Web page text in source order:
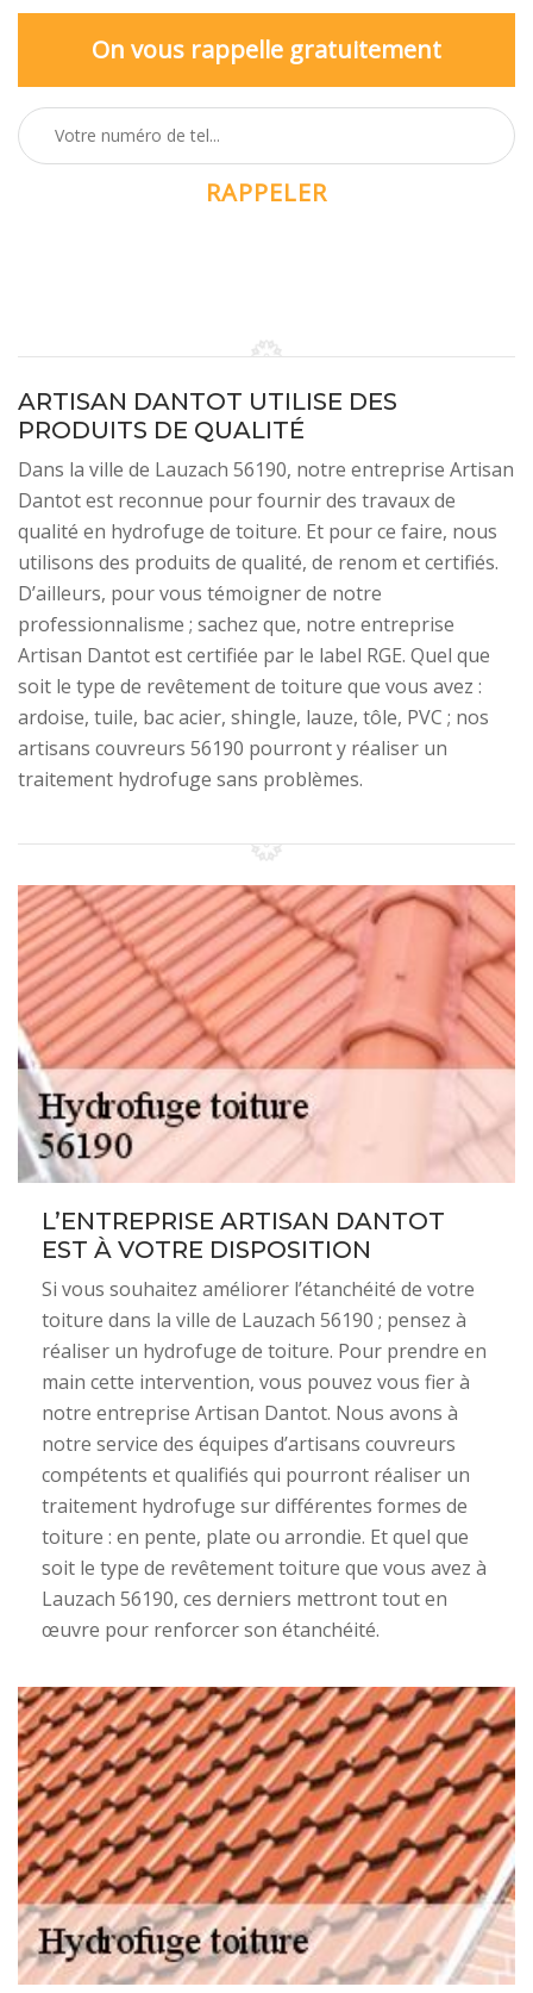
On vous rappelle gratuitement
ARTISAN DANTOT UTILISE DES
PRODUITS DE QUALITÉ
Dans la ville de Lauzach 56190, notre entreprise Artisan
Dantot est reconnue pour fournir des travaux de
qualité en hydrofuge de toiture. Et pour ce faire, nous
utilisons des produits de qualité, de renom et certifiés.
D’ailleurs, pour vous témoigner de notre
professionnalisme ; sachez que, notre entreprise
Artisan Dantot est certifiée par le label RGE. Quel que
soit le type de revêtement de toiture que vous avez :
ardoise, tuile, bac acier, shingle, lauze, tôle, PVC ; nos
artisans couvreurs 56190 pourront y réaliser un
traitement hydrofuge sans problèmes.
L’ENTREPRISE ARTISAN DANTOT
EST À VOTRE DISPOSITION
Si vous souhaitez améliorer l’étanchéité de votre
toiture dans la ville de Lauzach 56190 ; pensez à
réaliser un hydrofuge de toiture. Pour prendre en
main cette intervention, vous pouvez vous fier à
notre entreprise Artisan Dantot. Nous avons à
notre service des équipes d’artisans couvreurs
compétents et qualifiés qui pourront réaliser un
traitement hydrofuge sur différentes formes de
toiture : en pente, plate ou arrondie. Et quel que
soit le type de revêtement toiture que vous avez à
Lauzach 56190, ces derniers mettront tout en
œuvre pour renforcer son étanchéité.